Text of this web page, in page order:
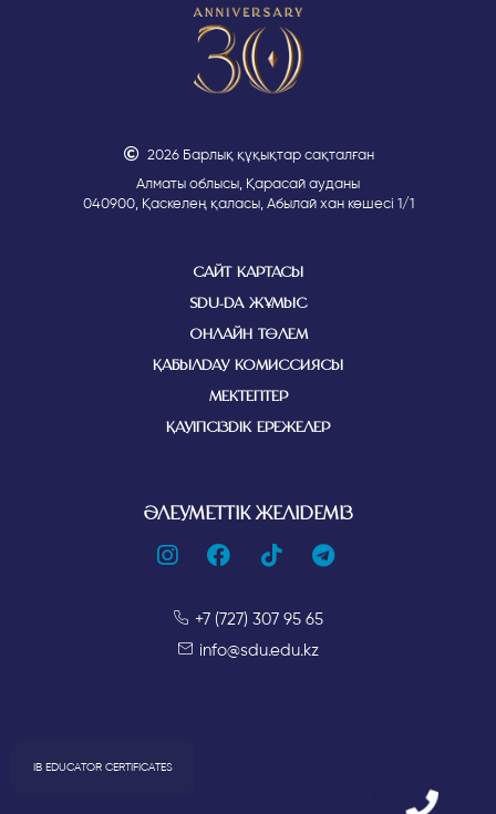
2026 Барлық құқықтар сақталған
Алматы облысы, Қарасай ауданы
040900, Қаскелең қаласы, Абылай хан көшесі 1/1
САЙТ КАРТАСЫ
SDU-ДА ЖҰМЫС
ОНЛАЙН ТӨЛЕМ
ҚАБЫЛДАУ КОМИССИЯСЫ
МЕКТЕПТЕР
ҚАУІПСІЗДІК ЕРЕЖЕЛЕР
ӘЛЕУМЕТТІК ЖЕЛІДЕМІЗ
+7 (727) 307 95 65
info@sdu.edu.kz
IB EDUCATOR CERTIFICATES